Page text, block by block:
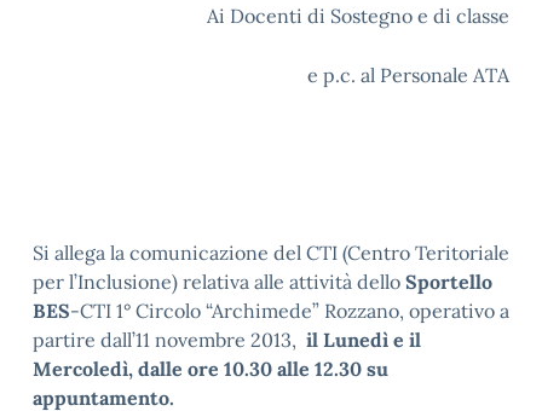
Ai Docenti di Sostegno e di classe
e p.c. al Personale ATA
Si allega la comunicazione del CTI (Centro Teritoriale
per l’Inclusione) relativa alle attività dello Sportello
BES-CTI 1° Circolo “Archimede” Rozzano, operativo a
partire dall’11 novembre 2013, il Lunedì e il
Mercoledì, dalle ore 10.30 alle 12.30 su
appuntamento.